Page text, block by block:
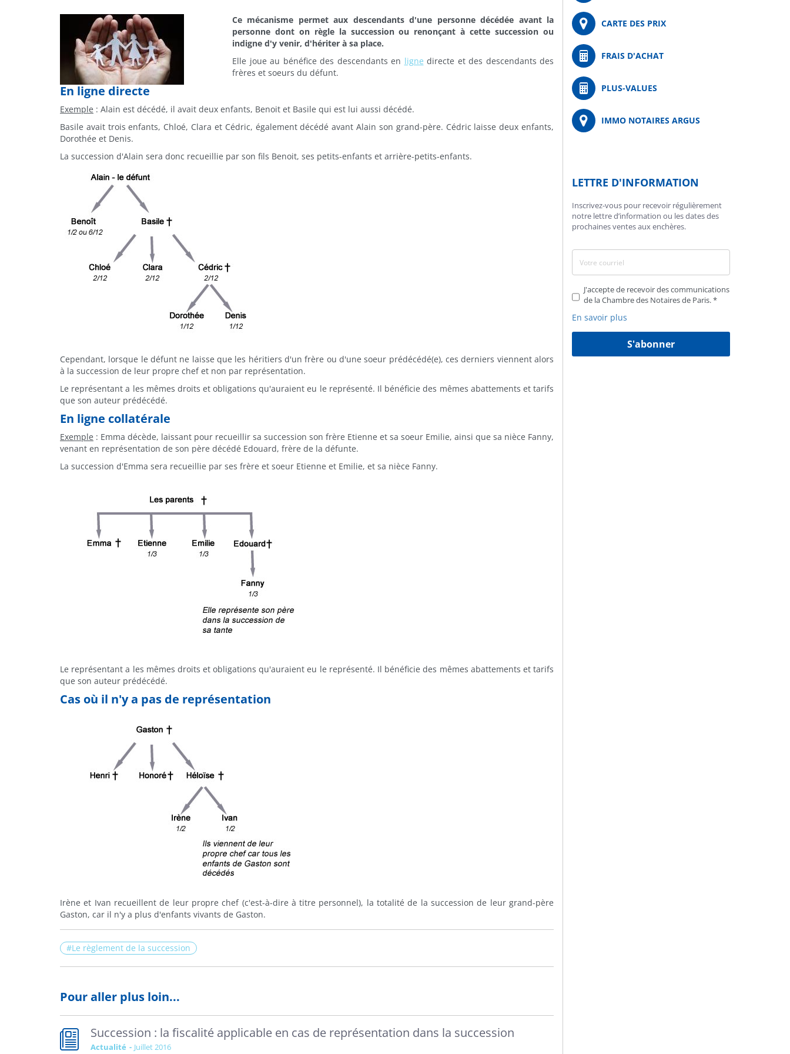
Ce mécanisme permet aux descendants d'une personne décédée avant la
personne dont on règle la succession ou renonçant à cette succession ou
indigne d'y venir, d'hériter à sa place.
Elle joue au bénéfice des descendants en ligne directe et des descendants des
frères et soeurs du défunt.
En ligne directe
Exemple : Alain est décédé, il avait deux enfants, Benoit et Basile qui est lui aussi décédé.
Basile avait trois enfants, Chloé, Clara et Cédric, également décédé avant Alain son grand-père. Cédric laisse deux enfants,
Dorothée et Denis.
La succession d'Alain sera donc recueillie par son fils Benoit, ses petits-enfants et arrière-petits-enfants.
Cependant, lorsque le défunt ne laisse que les héritiers d'un frère ou d'une soeur prédécédé(e), ces derniers viennent alors
à la succession de leur propre chef et non par représentation.
Le représentant a les mêmes droits et obligations qu'auraient eu le représenté. Il bénéficie des mêmes abattements et tarifs
que son auteur prédécédé.
En ligne collatérale
Exemple : Emma décède, laissant pour recueillir sa succession son frère Etienne et sa soeur Emilie, ainsi que sa nièce Fanny,
venant en représentation de son père décédé Edouard, frère de la défunte.
La succession d'Emma sera recueillie par ses frère et soeur Etienne et Emilie, et sa nièce Fanny.
Le représentant a les mêmes droits et obligations qu'auraient eu le représenté. Il bénéficie des mêmes abattements et tarifs
que son auteur prédécédé.
Cas où il n'y a pas de représentation
Irène et Ivan recueillent de leur propre chef (c'est-à-dire à titre personnel), la totalité de la succession de leur grand-père
Gaston, car il n'y a plus d'enfants vivants de Gaston.
Le règlement de la succession
Pour aller plus loin...
Succession : la fiscalité applicable en cas de représentation dans la succession
Actualité juillet 2016
CARTE DES PRIX
FRAIS D'ACHAT
PLUS-VALUES
IMMO NOTAIRES ARGUS
LETTRE D'INFORMATION
Inscrivez-vous pour recevoir régulièrement
notre lettre d’information ou les dates des
prochaines ventes aux enchères.
J'accepte de recevoir des communications
de la Chambre des Notaires de Paris.
En savoir plus
S'abonner